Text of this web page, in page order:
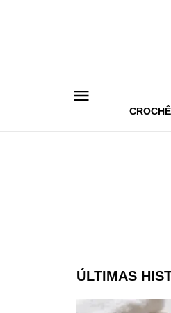
CROCHÊ
ÚLTIMAS